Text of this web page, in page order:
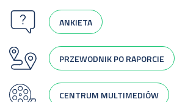
ANKIETA
PRZEWODNIK PO RAPORCIE
CENTRUM MULTIMEDIÓW